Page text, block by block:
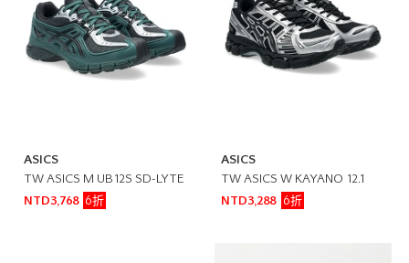
ASICS
TW ASICS M UB12S SD-LYTE
NTD3,768
6折
ASICS
TW ASICS W KAYANO 12.1
NTD3,288
6折